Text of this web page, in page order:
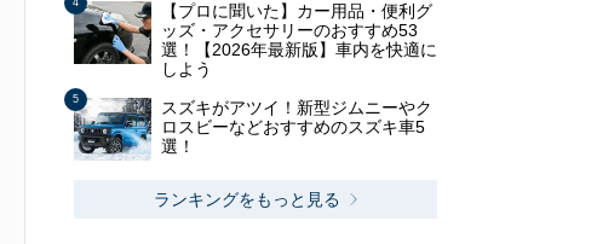
【プロに聞いた】カー用品・便利グ
ッズ・アクセサリーのおすすめ53
選！【2026年最新版】車内を快適に
しよう
スズキがアツイ！新型ジムニーやク
ロスビーなどおすすめのスズキ車5
選！
ランキングをもっと見る